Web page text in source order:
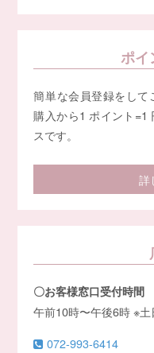
ポイ
簡単な会員登録をし
購入から1 ポイント=1
スです。
詳
〇お客様窓口受付時間
午前10時〜午後6時 ※土
072-993-6414